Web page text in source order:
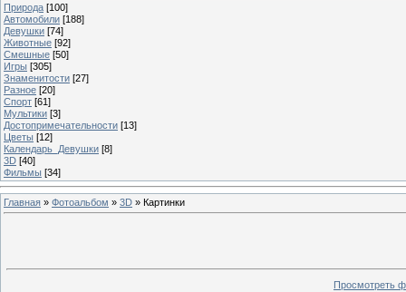
Природа [100]
Автомобили [188]
Девушки [74]
Животные [92]
Смешные [50]
Игры [305]
Знаменитости [27]
Разное [20]
Спорт [61]
Мультики [3]
Достопримечательности [13]
Цветы [12]
Календарь_Девушки [8]
3D [40]
Фильмы [34]
Главная » Фотоальбом » 3D » Картинки
Просмотреть